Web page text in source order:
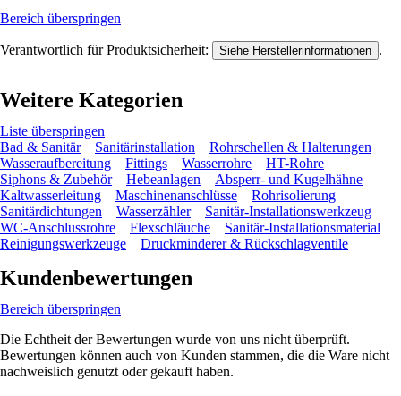
Bereich überspringen
Verantwortlich für Produktsicherheit: Siehe Herstellerinformationen .
Weitere Kategorien
Liste überspringen
Bad & Sanitär
Sanitärinstallation
Rohrschellen & Halterungen
Wasseraufbereitung
Fittings Wasserrohre
HT-Rohre
Siphons & Zubehör
Hebeanlagen
Absperr- und Kugelhähne
Kaltwasserleitung
Maschinenanschlüsse
Rohrisolierung
Sanitärdichtungen
Wasserzähler
Sanitär-Installationswerkzeug
WC-Anschlussrohre
Flexschläuche
Sanitär-Installationsmaterial
Reinigungswerkzeuge
Druckminderer & Rückschlagventile
Kundenbewertungen
Bereich überspringen
Die Echtheit der Bewertungen wurde von uns nicht überprüft.
Bewertungen können auch von Kunden stammen, die die Ware nicht
nachweislich genutzt oder gekauft haben.